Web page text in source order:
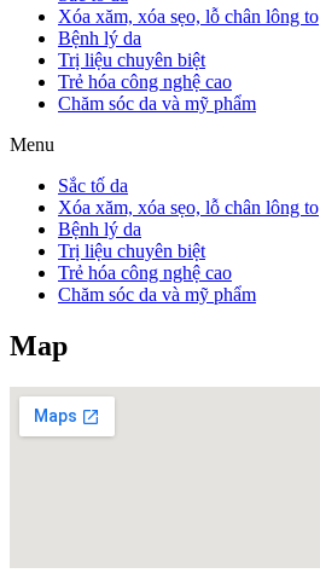
Xóa xăm, xóa sẹo, lỗ chân lông to
Bệnh lý da
Trị liệu chuyên biệt
Trẻ hóa công nghệ cao
Chăm sóc da và mỹ phẩm
Menu
Sắc tố da
Xóa xăm, xóa sẹo, lỗ chân lông to
Bệnh lý da
Trị liệu chuyên biệt
Trẻ hóa công nghệ cao
Chăm sóc da và mỹ phẩm
Map